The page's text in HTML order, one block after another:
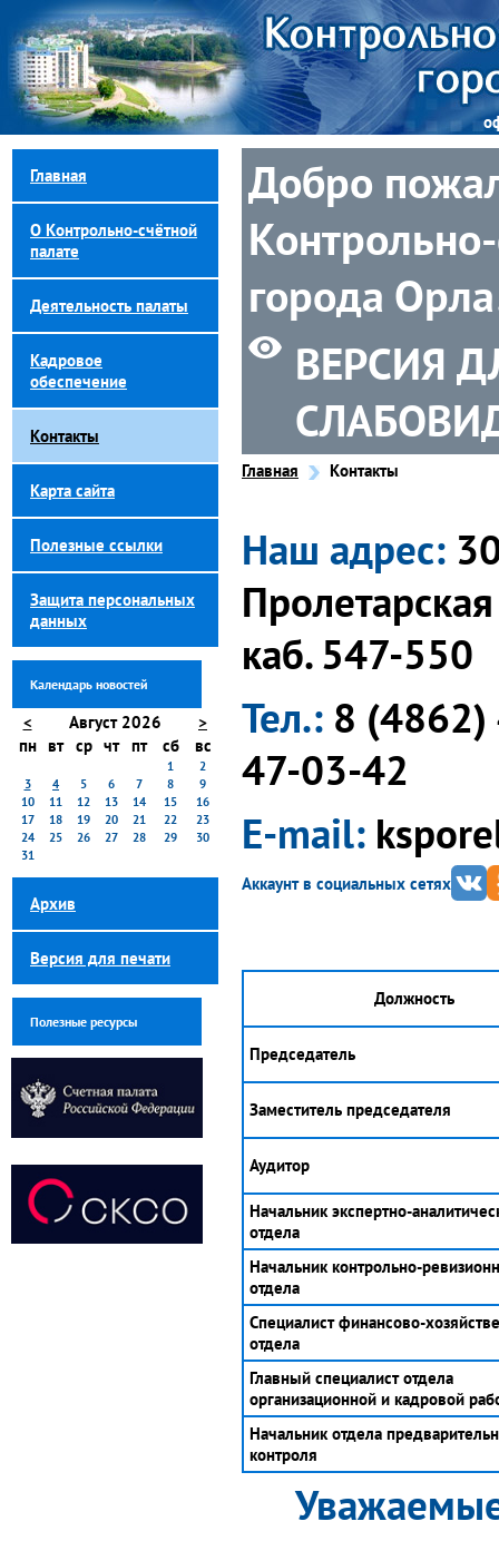
Главная
О Контрольно-счётной
палате
Деятельность палаты
Кадровое
обеспечение
Контакты
Карта сайта
Полезные ссылки
Защита персональных
данных
Календарь новостей
< Август 2026
>
пн вт ср чт пт сб вс
1
2
3
4 5 6 7 8
9
10
11 12 13 14 15
16
17
18 19 20 21 22
23
24
25 26 27 28 29
30
31
Архив
Версия для печати
Полезные ресурсы
Добро
города
ВЕРСИЯ
Главная Контакты
Наш адрес:
каб. 547-550
Тел.: 8
47-03-42
Е-mail:
Аккаунт в социальных сетях
Должность
Председатель
Заместитель председателя
Аудитор
Начальник экспертно-
отдела
Начальник контрольно-
отдела
Специалист финансово-
отдела
Главный специалист отдела
организационной и кадровой
Начальник отдела
контроля